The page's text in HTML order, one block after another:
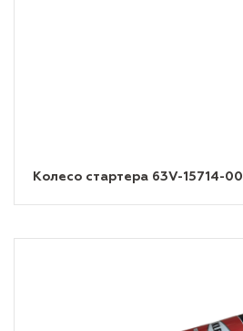
Колесо стартера 63V-15714-00